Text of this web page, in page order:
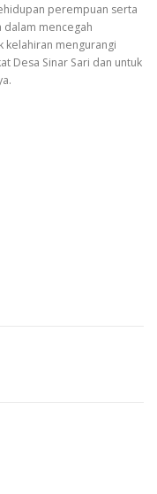
perempuan serta
dalam mencegah
kelahiran mengurangi
Desa Sinar Sari dan untuk